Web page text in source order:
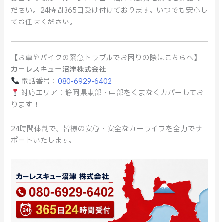
ださい。24時間365日受け付けております。いつでも安心し
てお任せください。
【お車やバイクの緊急トラブルでお困りの際はこちらへ】
カーレスキュー沼津株式会社
電話番号：080-6929-6402
対応エリア：静岡県東部・中部をくまなくカバーしてお
ります！
24時間体制で、皆様の安心・安全なカーライフを全力でサ
ポートいたします。